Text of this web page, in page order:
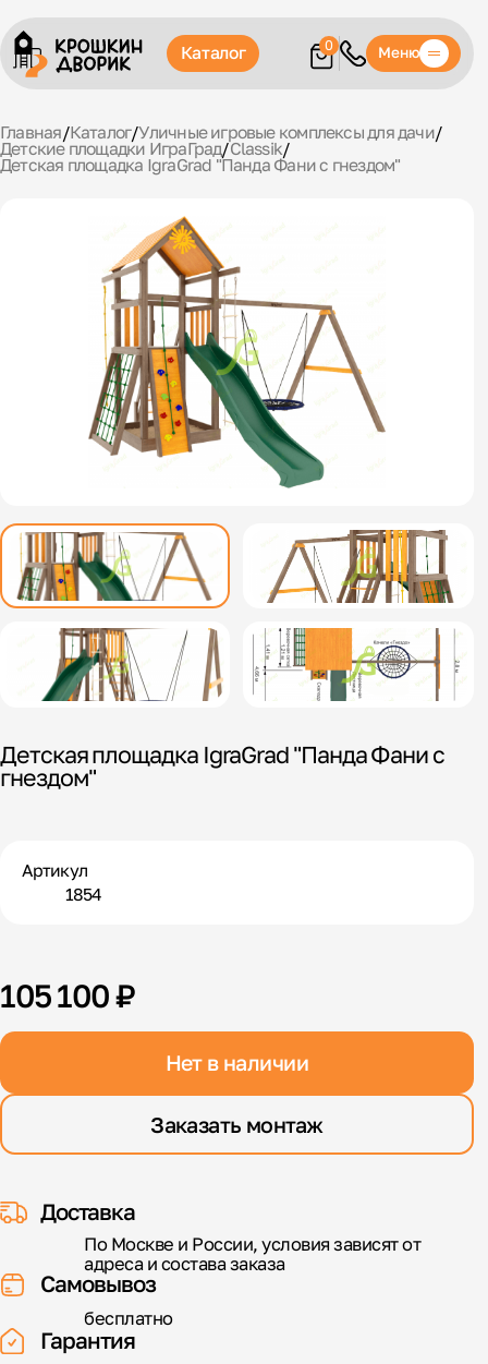
Каталог 0 Меню
Главная/Каталог/Уличные игровые комплексы для дачи/
Детские площадки ИграГрад/Classik/
Детская площадка IgraGrad "Панда Фани с гнездом"
Детская площадка IgraGrad "Панда Фани с
гнездом"
Артикул
1854
105 100 ₽
Нет в наличии
Заказать монтаж
Доставка
По Москве и России, условия зависят от
адреса и состава заказа
Самовывоз
бесплатно
Гарантия